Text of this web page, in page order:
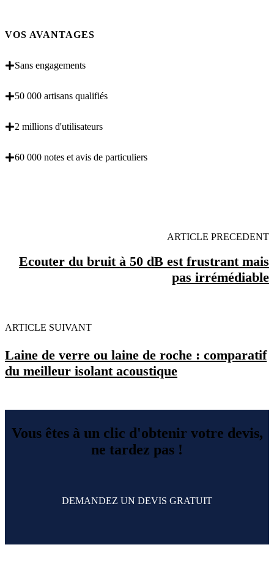
VOS AVANTAGES
Sans engagements
50 000 artisans qualifiés
2 millions d'utilisateurs
60 000 notes et avis de particuliers
ARTICLE PRECEDENT
Ecouter du bruit à 50 dB est frustrant mais
pas irrémédiable
ARTICLE SUIVANT
Laine de verre ou laine de roche : comparatif
du meilleur isolant acoustique
Vous êtes à un clic d'obtenir votre devis,
ne tardez pas !
DEMANDEZ UN DEVIS GRATUIT